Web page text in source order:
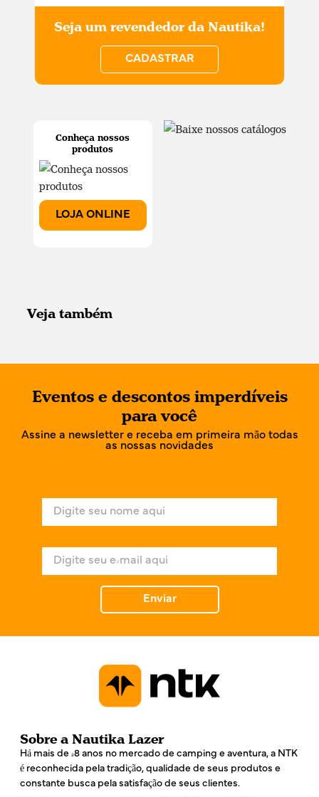
Conheça nossos
produtos
LOJA ONLINE
Seja um revendedor da Nautika!
CADASTRAR
Veja também
Eventos e descontos imperdíveis
para você
Assine a newsletter e receba em primeira mão todas
as nossas novidades
e
*
Enviar
Sobre a Nautika Lazer
Há mais de 48 anos no mercado de camping e aventura, a NTK
é reconhecida pela tradição, qualidade de seus produtos e
constante busca pela satisfação de seus clientes.